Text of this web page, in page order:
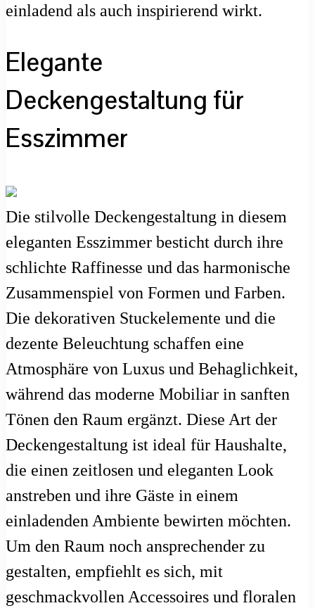
einladend als auch inspirierend wirkt.
Elegante
Deckengestaltung für
Esszimmer
Die stilvolle Deckengestaltung in diesem
eleganten Esszimmer besticht durch ihre
schlichte Raffinesse und das harmonische
Zusammenspiel von Formen und Farben.
Die dekorativen Stuckelemente und die
dezente Beleuchtung schaffen eine
Atmosphäre von Luxus und Behaglichkeit,
während das moderne Mobiliar in sanften
Tönen den Raum ergänzt. Diese Art der
Deckengestaltung ist ideal für Haushalte,
die einen zeitlosen und eleganten Look
anstreben und ihre Gäste in einem
einladenden Ambiente bewirten möchten.
Um den Raum noch ansprechender zu
gestalten, empfiehlt es sich, mit
geschmackvollen Accessoires und floralen